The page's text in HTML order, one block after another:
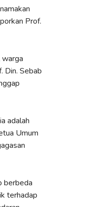
Prof.
Din. Sebab
adalah
Umum
berbeda
terhadap